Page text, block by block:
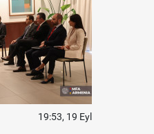
19:53, 19 Eyl